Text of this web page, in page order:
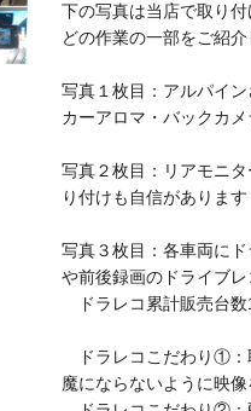
下の写真は当店で取り
どの作業の一部をご紹介
写真１枚目：アルパイ
カーアロマ・バックカメ
写真２枚目：リアモニ
り付けも自信がありま
写真３枚目：各車両に
や前後録画のドライブ
ドラレコ累計販売台数
ドラレコこだわり①：
魔にならないように映